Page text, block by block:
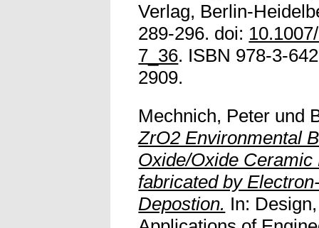
Verlag, Berlin-
289-296. doi:
7_36. ISBN 978-3-
2909.
Mechnich, Peter und
ZrO2 Environmental
Oxide/Oxide
fabricated by
Depostion. In: